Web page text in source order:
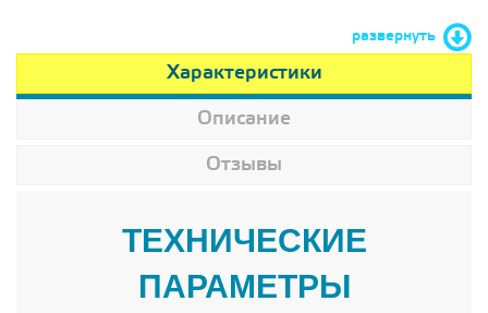
развернуть
Характеристики
Описание
Отзывы
ТЕХНИЧЕСКИЕ
ПАРАМЕТРЫ